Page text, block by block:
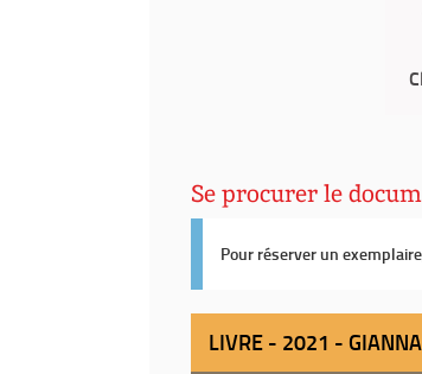
Se procurer le
Pour réserver un
LIVRE - 2021 -